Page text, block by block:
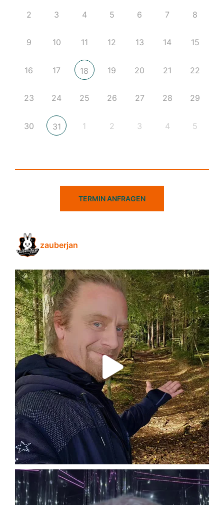
2 3 4 5 6 7 8
9 10 11 12 13 14 15
16 17 18 19 20 21 22
23 24 25 26 27 28 29
30 31 1 2 3 4 5
TERMIN ANFRAGEN
zauberjan